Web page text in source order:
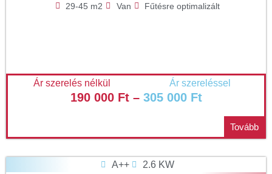
29-45 m2 Van Fűtésre optimalizált
Ár szerelés nélkül Ár szereléssel
190 000 Ft– 305 000 Ft
Tovább
A++
2.6 KW